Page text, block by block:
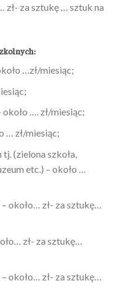
zł- za sztukę … sztuk na
…zł/miesiąc;
…. zł/miesiąc;
… zł/miesiąc;
(zielona szkoła,
etc.) – około …
około… zł- za sztukę…
zł- za sztukę…
około… zł- za sztukę…